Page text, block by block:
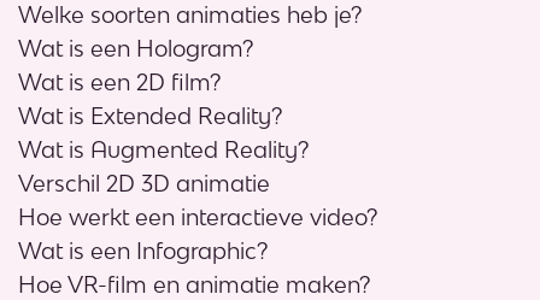
Welke soorten animaties heb je?
Wat is een Hologram?
Wat is een 2D film?
Wat is Extended Reality?
Wat is Augmented Reality?
Verschil 2D 3D animatie
Hoe werkt een interactieve video?
Wat is een Infographic?
Hoe VR-film en animatie maken?